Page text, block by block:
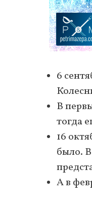
6
В
тогда
16
было.
А в